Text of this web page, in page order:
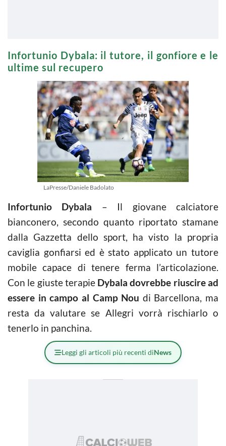
Infortunio Dybala: il tutore, il gonfiore e le
ultime sul recupero
LaPresse/Daniele Badolato
Infortunio Dybala – Il giovane calciatore
bianconero, secondo quanto riportato stamane
dalla Gazzetta dello sport, ha visto la propria
caviglia gonfiarsi ed è stato applicato un tutore
mobile capace di tenere ferma l’articolazione.
Con le giuste terapie Dybala dovrebbe riuscire ad
essere in campo al Camp Nou di Barcellona, ma
resta da valutare se Allegri vorrà rischiarlo o
tenerlo in panchina.
Leggi gli articoli più recenti diNews